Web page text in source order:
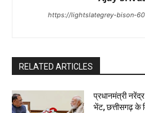
https://lightslategrey-bison-
RELATED ARTICLES
प्रधानमंत्री
भेंट, छत्तीसगढ़ के